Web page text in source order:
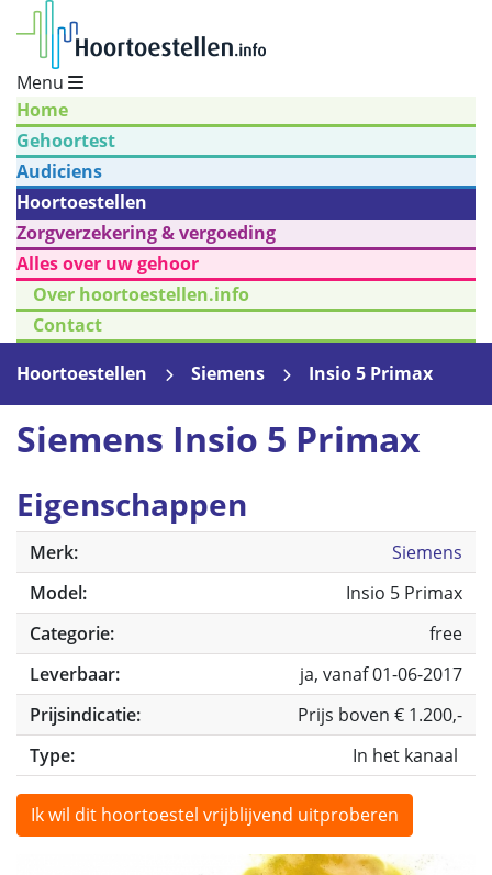
Menu
Home
Gehoortest
Audiciens
Hoortoestellen
Zorgverzekering & vergoeding
Alles over uw gehoor
Over hoortoestellen.info
Contact
Hoortoestellen
Siemens Insio 5 Primax
Siemens Insio 5 Primax
Eigenschappen
Merk:
Siemens
Model:
Insio 5 Primax
Categorie:
free
Leverbaar:
ja, vanaf 01-06-2017
Prijsindicatie:
Prijs boven € 1.200,-
Type:
In het kanaal
Ik wil dit hoortoestel vrijblijvend uitproberen